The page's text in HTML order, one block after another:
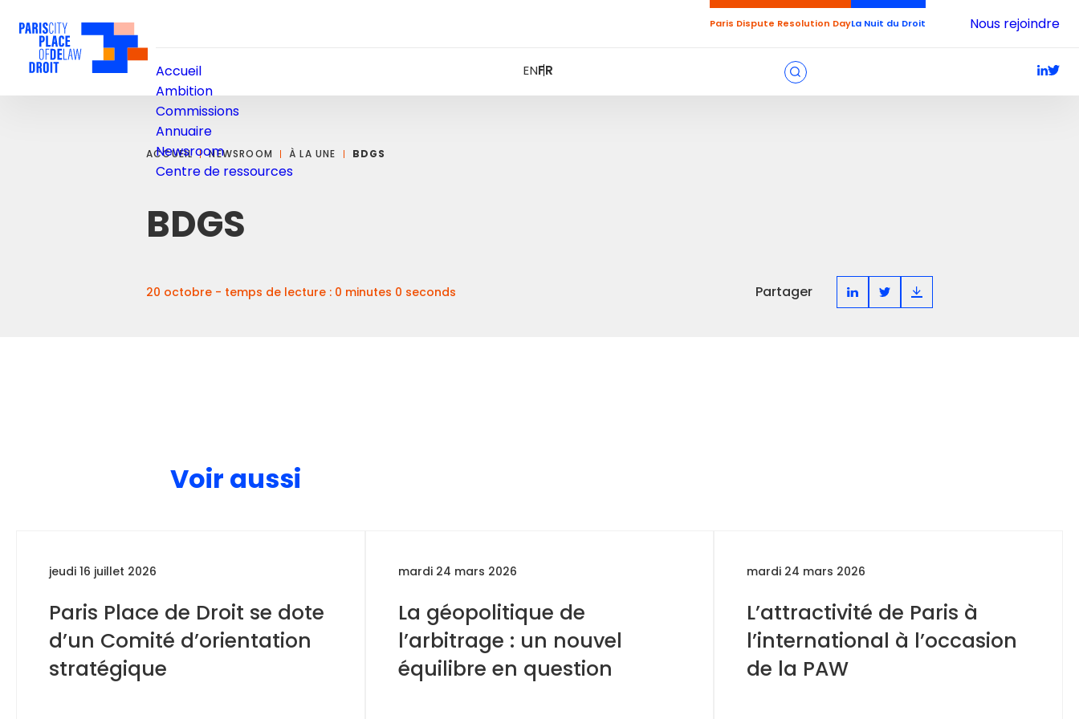
Paris Dispute Resolution DayLa Nuit du Droit Nous rejoindre
Accueil
Ambition
Commissions
Annuaire
Newsroom
Centre de ressources
ENFR
ACCUEIL NEWSROOM À LA UNE BDGS
BDGS
20 octobre - temps de lecture : 0 minutes 0 seconds Partager
Voir aussi
jeudi 16 juillet 2026
Paris Place de Droit se dote
d’un Comité d’orientation
stratégique
mardi 24 mars 2026
La géopolitique de
l’arbitrage : un nouvel
équilibre en question
mardi 24 mars 2026
L’attractivité de Paris à
l’international à l’occasion
de la PAW